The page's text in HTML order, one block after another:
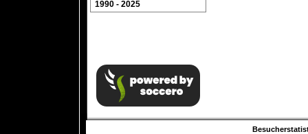
1990 - 2025